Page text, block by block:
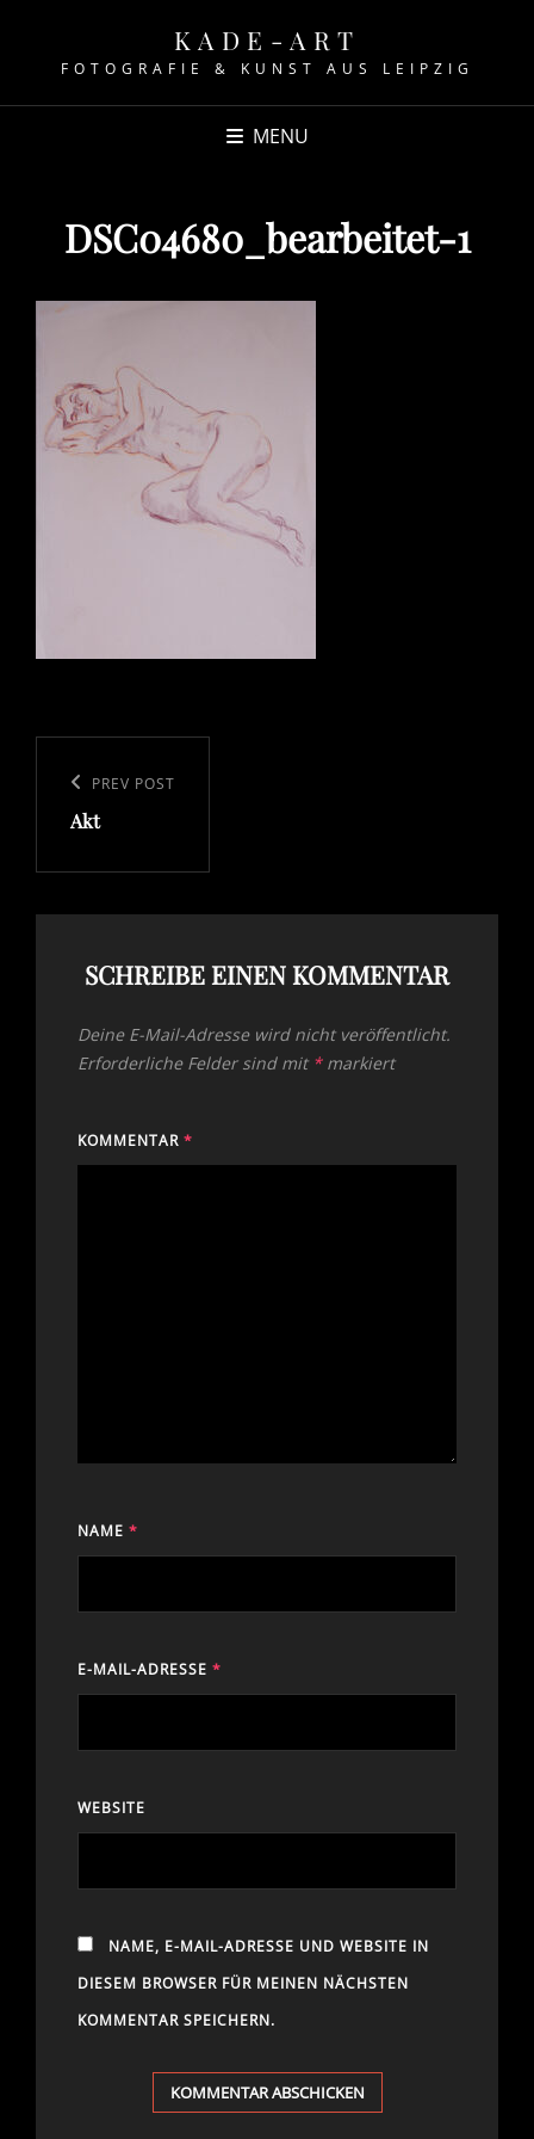
KADE-ART
FOTOGRAFIE & KUNST AUS LEIPZIG
MENU
DSC04680_bearbeitet-1
Previous
Post
PREV POST
Akt
SCHREIBE EINEN KOMMENTAR
Deine E-Mail-Adresse wird nicht veröffentlicht.
Erforderliche Felder sind mit *markiert
KOMMENTAR *
NAME *
E-MAIL-ADRESSE *
WEBSITE
NAME, E-MAIL-ADRESSE UND WEBSITE IN
DIESEM BROWSER FÜR MEINEN NÄCHSTEN
KOMMENTAR SPEICHERN.